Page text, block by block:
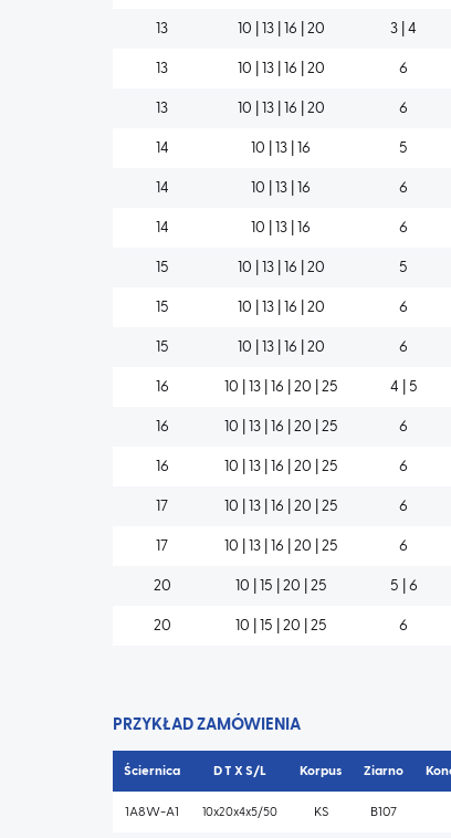
13 10 | 13 | 16 | 20 3 | 4
13 10 | 13 | 16 | 20 6
13 10 | 13 | 16 | 20 6
14 10 | 13 | 16 5
14 10 | 13 | 16 6
14 10 | 13 | 16 6
15 10 | 13 | 16 | 20 5
15 10 | 13 | 16 | 20 6
15 10 | 13 | 16 | 20 6
16 10 | 13 | 16 | 20 | 25 4 | 5
16 10 | 13 | 16 | 20 | 25 6
16 10 | 13 | 16 | 20 | 25 6
17 10 | 13 | 16 | 20 | 25 6
17 10 | 13 | 16 | 20 | 25 6
20 10 | 15 | 20 | 25 5 | 6
20 10 | 15 | 20 | 25 6
PRZYKŁAD ZAMÓWIENIA
Ściernica D T X S/L Korpus Ziarno
1A8W-A1 10x20x4x5/50 KS B107